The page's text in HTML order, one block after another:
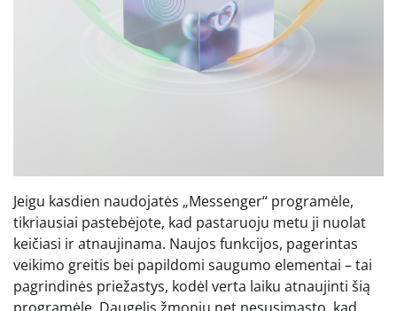
Jeigu kasdien naudojatės „Messenger“ programėle,
tikriausiai pastebėjote, kad pastaruoju metu ji nuolat
keičiasi ir atnaujinama. Naujos funkcijos, pagerintas
veikimo greitis bei papildomi saugumo elementai – tai
pagrindinės priežastys, kodėl verta laiku atnaujinti šią